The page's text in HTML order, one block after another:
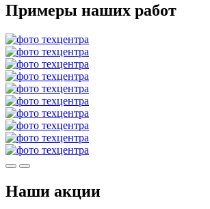
Примеры наших работ
Наши акции